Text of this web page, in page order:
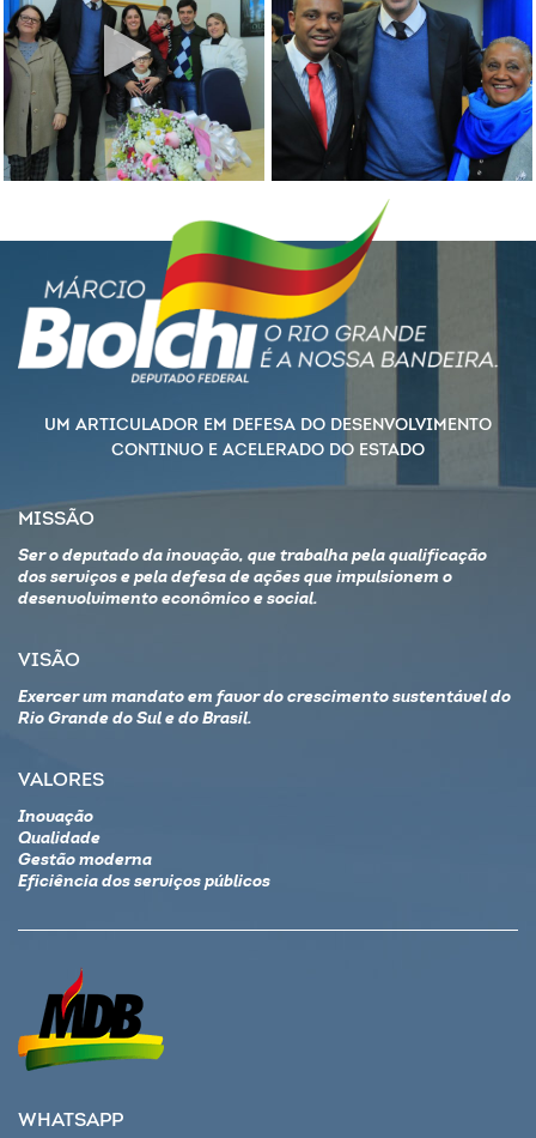
UM ARTICULADOR EM DEFESA DO DESENVOLVIMENTO
CONTINUO E ACELERADO DO ESTADO
MISSÃO
Ser o deputado da inovação, que trabalha pela qualificação
dos serviços e pela defesa de ações que impulsionem o
desenvolvimento econômico e social.
VISÃO
Exercer um mandato em favor do crescimento sustentável do
Rio Grande do Sul e do Brasil.
VALORES
Inovação
Qualidade
Gestão moderna
Eficiência dos serviços públicos
WHATSAPP